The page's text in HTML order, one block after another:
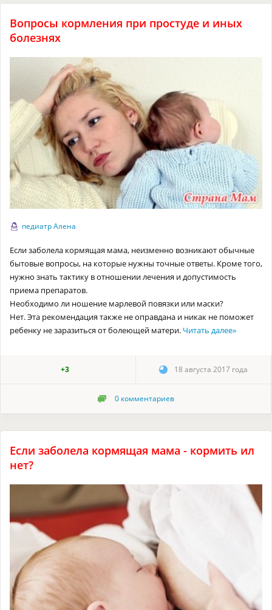
Вопросы кормления при простуде и иных
болезнях
педиатр Алена
Если заболела кормящая мама, неизменно возникают обычные
бытовые вопросы, на которые нужны точные ответы. Кроме того,
нужно знать тактику в отношении лечения и допустимость
приема препаратов.
Необходимо ли ношение марлевой повязки или маски?
Нет. Эта рекомендация также не оправдана и никак не поможет
ребенку не заразиться от болеющей матери. Читать далее»
+3 18 августа 2017 года
0 комментариев
Если заболела кормящая мама - кормить ил
нет?